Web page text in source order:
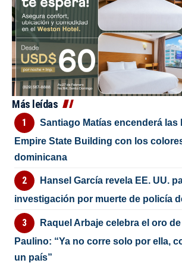
Más leídas
Santiago Matías encenderá las
Empire State Building con los
dominicana
Hansel García revela EE. UU.
investigación por muerte de policía
Raquel Arbaje celebra el oro
Paulino: “Ya no corre solo por ella,
un país”